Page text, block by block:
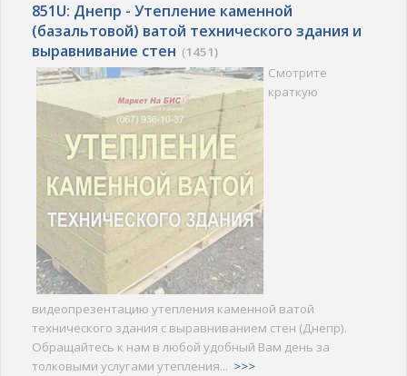
851U: Днепр - Утепление каменной
(базальтовой) ватой технического здания и
выравнивание стен (1451)
Смотрите
краткую
видеопрезентацию утепления каменной ватой
технического здания с выравниванием стен (Днепр).
Обращайтесь к нам в любой удобный Вам день за
толковыми услугами утепления... >>>